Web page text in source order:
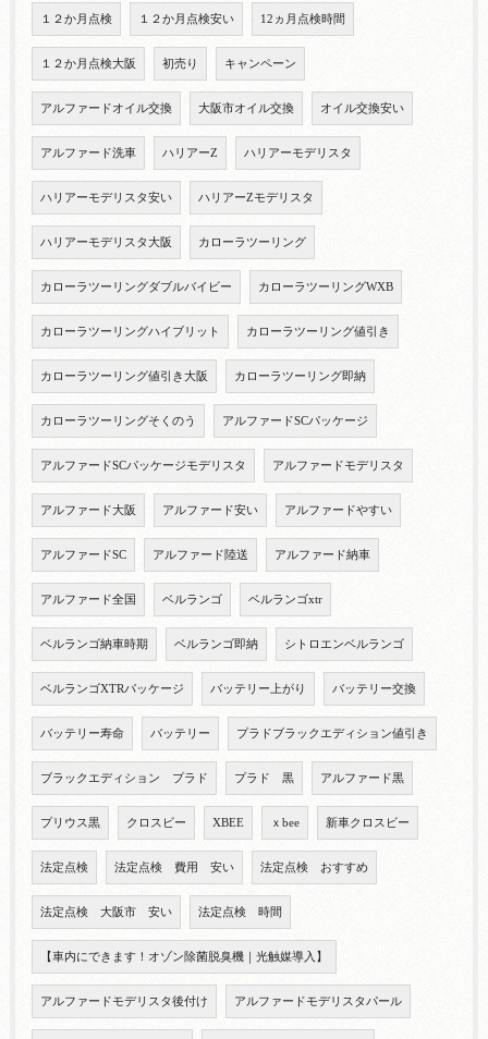
１２か月点検 １２か月点検安い 12ヵ月点検時間
１２か月点検大阪 初売り キャンペーン
アルファードオイル交換 大阪市オイル交換 オイル交換安い
アルファード洗車 ハリアーZ ハリアーモデリスタ
ハリアーモデリスタ安い ハリアーZモデリスタ
ハリアーモデリスタ大阪 カローラツーリング
カローラツーリングダブルバイビー カローラツーリングWXB
カローラツーリングハイブリット カローラツーリング値引き
カローラツーリング値引き大阪 カローラツーリング即納
カローラツーリングそくのう アルファードSCパッケージ
アルファードSCパッケージモデリスタ アルファードモデリスタ
アルファード大阪 アルファード安い アルファードやすい
アルファードSC アルファード陸送 アルファード納車
アルファード全国 ベルランゴ ベルランゴxtr
ベルランゴ納車時期 ベルランゴ即納 シトロエンベルランゴ
ベルランゴXTRパッケージ バッテリー上がり バッテリー交換
バッテリー寿命 バッテリー プラドブラックエディション値引き
ブラックエディション プラド プラド 黒 アルファード黒
プリウス黒 クロスビー XBEE ｘbee 新車クロスビー
法定点検 法定点検 費用 安い 法定点検 おすすめ
法定点検 大阪市 安い 法定点検 時間
【車内にできます！オゾン除菌脱臭機｜光触媒導入】
アルファードモデリスタ後付け アルファードモデリスタパール